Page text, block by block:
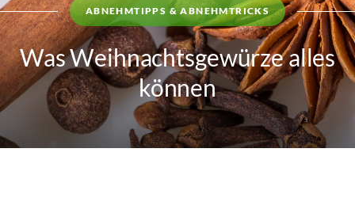
ABNEHMTIPPS & ABNEHMTRICKS
Was Weihnachtsgewürze alles
können